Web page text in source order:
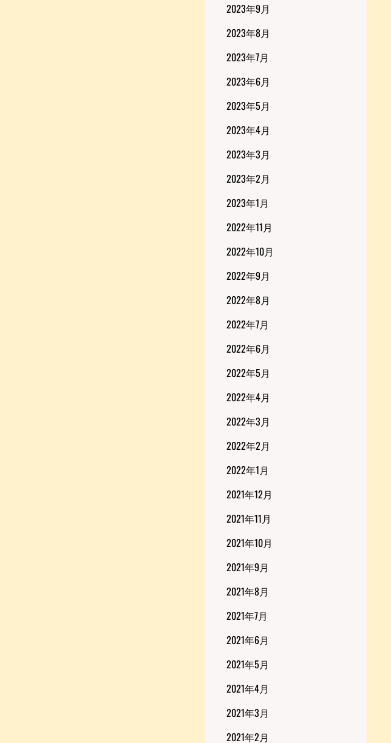
2023年9月
2023年8月
2023年7月
2023年6月
2023年5月
2023年4月
2023年3月
2023年2月
2023年1月
2022年11月
2022年10月
2022年9月
2022年8月
2022年7月
2022年6月
2022年5月
2022年4月
2022年3月
2022年2月
2022年1月
2021年12月
2021年11月
2021年10月
2021年9月
2021年8月
2021年7月
2021年6月
2021年5月
2021年4月
2021年3月
2021年2月